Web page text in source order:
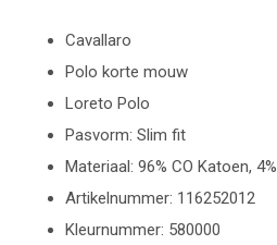
Cavallaro
Polo korte mouw
Loreto Polo
Pasvorm: Slim fit
Materiaal: 96% CO Katoen,
Artikelnummer: 116252012
Kleurnummer: 580000